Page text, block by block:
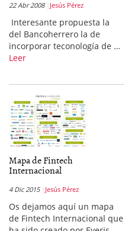
22 Abr 2008 Jesús Pérez
Interesante propuesta la
del Bancoherrero la de
incorporar teconología de …
Leer
Mapa de Fintech
Internacional
4 Dic 2015 Jesús Pérez
Os dejamos aquí un mapa
de Fintech Internacional que